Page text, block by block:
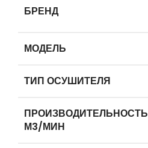
БРЕНД
МОДЕЛЬ
ТИП ОСУШИТЕЛЯ
ПРОИЗВОДИТЕЛЬНОСТЬ
М3/МИН